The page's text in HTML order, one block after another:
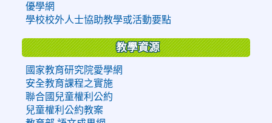
優學網
學校校外人士協助教學或活動要點
教學資源
國家教育研究院愛學網
安全教育課程之實施
聯合國兒童權利公約
兒童權利公約教案